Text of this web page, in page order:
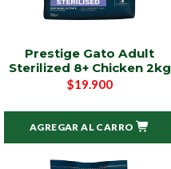
Prestige Gato Adult
Sterilized 8+ Chicken 2kg
$19.900
AGREGAR AL CARRO